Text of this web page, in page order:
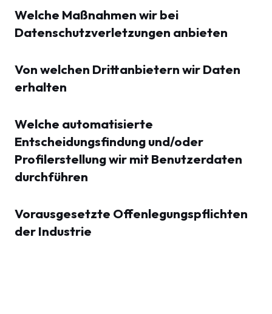
Welche Maßnahmen wir bei
Datenschutzverletzungen anbieten
Von welchen Drittanbietern wir Daten
erhalten
Welche automatisierte
Entscheidungsfindung und/oder
Profilerstellung wir mit Benutzerdaten
durchführen
Vorausgesetzte Offenlegungspflichten
der Industrie